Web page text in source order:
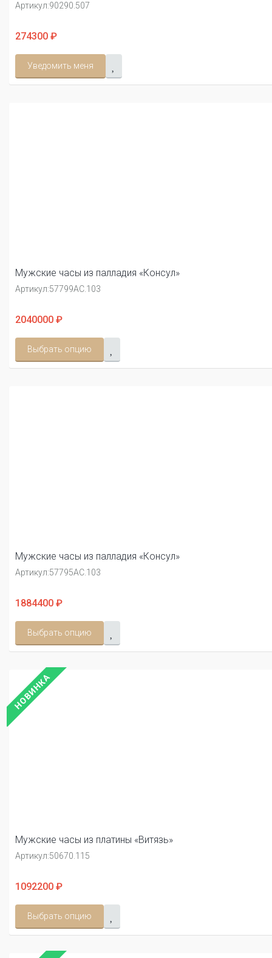
Артикул:90290.507
274300 ₽
Уведомить меня
Мужские часы из палладия «Консул»
Артикул:57799АС.103
2040000 ₽
Выбрать опцию
Мужские часы из палладия «Консул»
Артикул:57795АС.103
1884400 ₽
Выбрать опцию
НОВИНКА
Мужские часы из платины «Витязь»
Артикул:50670.115
1092200 ₽
Выбрать опцию